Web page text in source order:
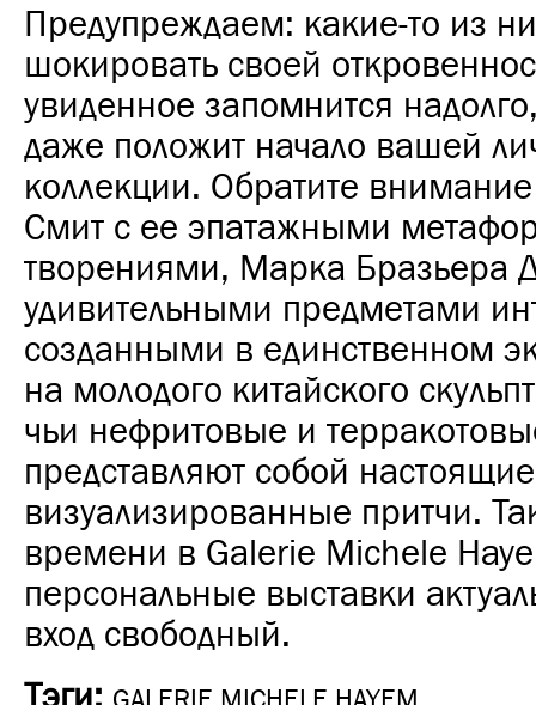
Предупреждаем: какие-то из
шокировать своей
увиденное запомнится
даже положит начало вашей
коллекции. Обратите
Смит с ее эпатажными
творениями, Марка Бразьера
удивительными предметами
созданными в единственном
на молодого китайского
чьи нефритовые и
представляют собой настоящие
визуализированные притчи.
времени в Galerie Michele
персональные выставки
вход свободный.